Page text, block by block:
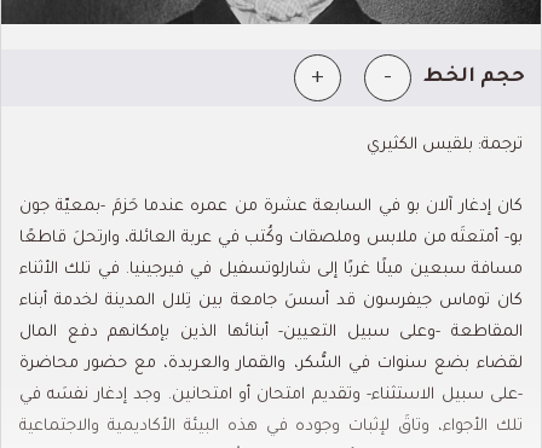
حجم الخط -
+
ترجمة: بلقيس الكثيري
كان إدغار آلان بو في السابعة عشرة من عمره عندما حَزمَ -بمعيّة جون
بو- أمتعتَه من ملابس وملصقات وكُتب في عربة العائلة، وارتحلَ قاطعًا
مسافة سبعين ميلًا غربًا إلى شارلوتسفيل في فيرجينيا. في تلك الأثناء
كان توماس جيفرسون قد أسسَ جامعة بين تِلال المدينة لخدمة أبناء
المقاطعة -وعلى سبيل التعيين- أبنائها الذين بإمكانهم دفع المال
لقضاء بضع سنوات في السُّكر، والقمار والعربدة، مع حضور محاضرة
-على سبيل الاستثناء- وتقديم امتحان أو امتحانين. وجد إدغار نفسَه في
تلك الأجواء، وتاقَ لإثبات وجوده في هذه البيئة الأكاديمية والاجتماعية